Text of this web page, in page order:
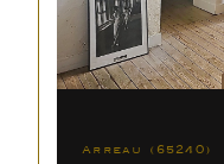
Arreau (65240)